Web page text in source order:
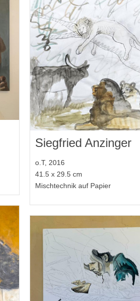
Siegfried Anzinger
o.T, 2016
41.5 x 29.5 cm
Mischtechnik auf Papier